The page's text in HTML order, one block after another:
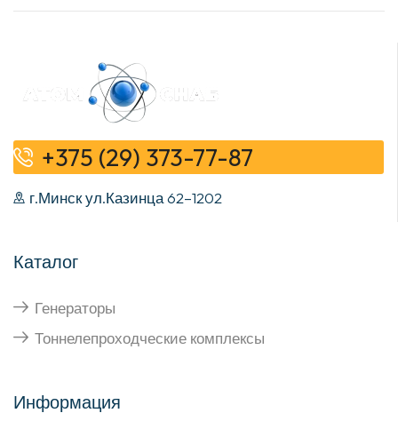
+375 (29) 373-77-87
г.Минск ул.Казинца 62–1202
Каталог
Генераторы
Тоннелепроходческие комплексы
Информация